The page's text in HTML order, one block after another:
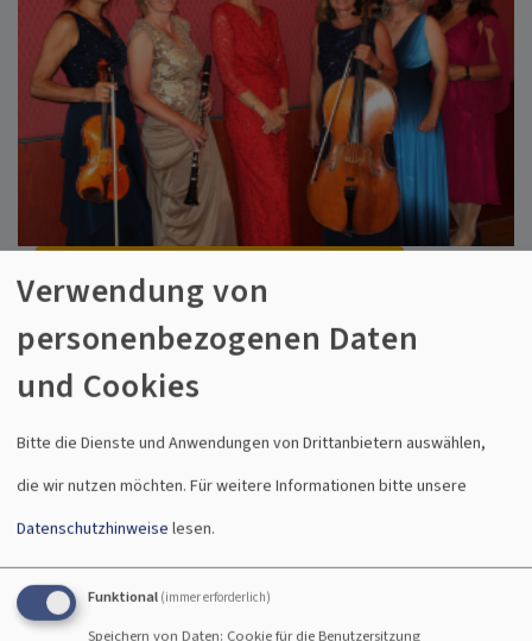
Konzert Salon Melange
"Aus allen Herren Länder"
Ansbach Gemeindezentrum St. Johannis
Verwendung von
personenbezogenen Daten
und Cookies
Bitte die Dienste und Anwendungen von Drittanbietern auswählen,
die wir nutzen möchten. Für weitere Informationen bitte unsere
Datenschutzhinweise lesen.
Funktional (immer erforderlich)
Speichern von Daten: Cookie für die Benutzersitzung